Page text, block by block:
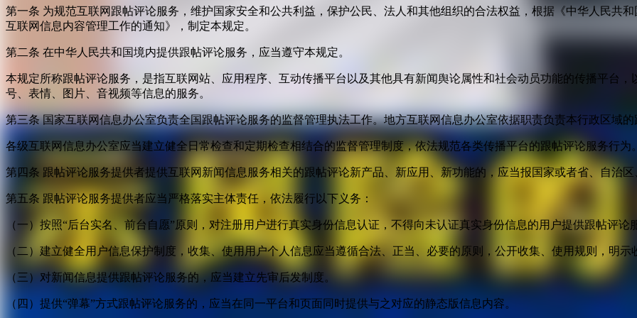
第一条 为规范互联网跟帖评论服务，维护国家安全和公共利益，保护公民、法人和其他组织的合法权益，根据《中华人民共
互联网信息内容管理工作的通知》，制定本规定。
第二条 在中华人民共和国境内提供跟帖评论服务，应当遵守本规定。
本规定所称跟帖评论服务，是指互联网站、应用程序、互动传播平台以及其他具有新闻舆论属性和社会动员功能的传播平台
号、表情、图片、音视频等信息的服务。
第三条 国家互联网信息办公室负责全国跟帖评论服务的监督管理执法工作。地方互联网信息办公室依据职责负责本行政区域
各级互联网信息办公室应当建立健全日常检查和定期检查相结合的监督管理制度，依法规范各类传播平台的跟帖评论服务行为
第四条 跟帖评论服务提供者提供互联网新闻信息服务相关的跟帖评论新产品、新应用、新功能的，应当报国家或者省、自治
第五条 跟帖评论服务提供者应当严格落实主体责任，依法履行以下义务：
（一）按照“后台实名、前台自愿”原则，对注册用户进行真实身份信息认证，不得向未认证真实身份信息的用户提供跟帖评论
（二）建立健全用户信息保护制度，收集、使用用户个人信息应当遵循合法、正当、必要的原则，公开收集、使用规则，明
（三）对新闻信息提供跟帖评论服务的，应当建立先审后发制度。
（四）提供“弹幕”方式跟帖评论服务的，应当在同一平台和页面同时提供与之对应的静态版信息内容。